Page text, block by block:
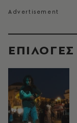
EΠΙΛΟΓΈΣ